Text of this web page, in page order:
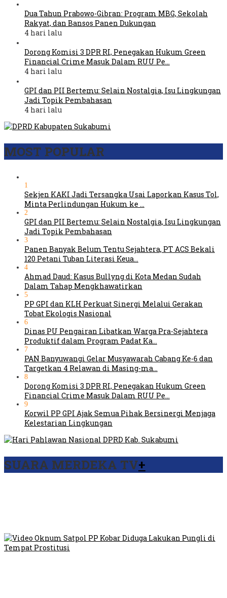
Dua Tahun Prabowo-Gibran: Program MBG, Sekolah
Rakyat, dan Bansos Panen Dukungan
4 hari lalu
Dorong Komisi 3 DPR RI, Penegakan Hukum Green
Financial Crime Masuk Dalam RUU Pe…
4 hari lalu
GPI dan PII Bertemu: Selain Nostalgia, Isu Lingkungan
Jadi Topik Pembahasan
4 hari lalu
MOST POPULAR
1
Sekjen KAKI Jadi Tersangka Usai Laporkan Kasus Tol,
Minta Perlindungan Hukum ke …
2
GPI dan PII Bertemu: Selain Nostalgia, Isu Lingkungan
Jadi Topik Pembahasan
3
Panen Banyak Belum Tentu Sejahtera, PT ACS Bekali
120 Petani Tuban Literasi Keua…
4
Ahmad Daud: Kasus Bullyng di Kota Medan Sudah
Dalam Tahap Mengkhawatirkan
5
PP GPI dan KLH Perkuat Sinergi Melalui Gerakan
Tobat Ekologis Nasional
6
Dinas PU Pengairan Libatkan Warga Pra-Sejahtera
Produktif dalam Program Padat Ka…
7
PAN Banyuwangi Gelar Musyawarah Cabang Ke-6 dan
Targetkan 4 Relawan di Masing-ma…
8
Dorong Komisi 3 DPR RI, Penegakan Hukum Green
Financial Crime Masuk Dalam RUU Pe…
9
Korwil PP GPI Ajak Semua Pihak Bersinergi Menjaga
Kelestarian Lingkungan
SUARA MERDEKA TV+